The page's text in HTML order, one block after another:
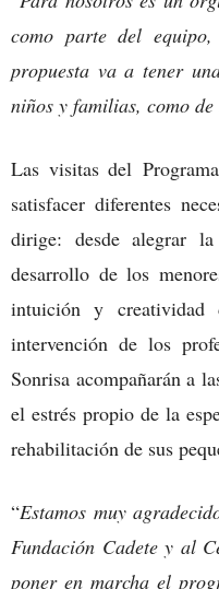
como parte del
propuesta va a tener
niños y familias, como
Las visitas del
satisfacer diferentes
dirige: desde alegrar
desarrollo de los
intuición y
intervención de los
Sonrisa acompañarán a
el estrés propio de la
rehabilitación de sus
“Estamos muy
Fundación Cadete y al
poner en marcha el